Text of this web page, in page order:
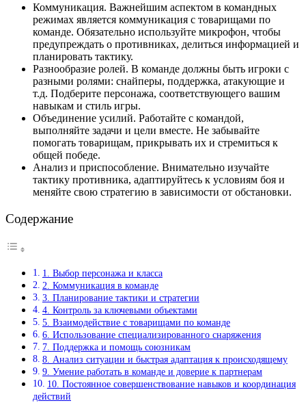
Коммуникация. Важнейшим аспектом в командных
режимах является коммуникация с товарищами по
команде. Обязательно используйте микрофон, чтобы
предупреждать о противниках, делиться информацией и
планировать тактику.
Разнообразие ролей. В команде должны быть игроки с
разными ролями: снайперы, поддержка, атакующие и
т.д. Подберите персонажа, соответствующего вашим
навыкам и стиль игры.
Объединение усилий. Работайте с командой,
выполняйте задачи и цели вместе. Не забывайте
помогать товарищам, прикрывать их и стремиться к
общей победе.
Анализ и приспособление. Внимательно изучайте
тактику противника, адаптируйтесь к условиям боя и
меняйте свою стратегию в зависимости от обстановки.
Содержание
1. Выбор персонажа и класса
2. Коммуникация в команде
3. Планирование тактики и стратегии
4. Контроль за ключевыми объектами
5. Взаимодействие с товарищами по команде
6. Использование специализированного снаряжения
7. Поддержка и помощь союзникам
8. Анализ ситуации и быстрая адаптация к происходящему
9. Умение работать в команде и доверие к партнерам
10. Постоянное совершенствование навыков и координация
действий